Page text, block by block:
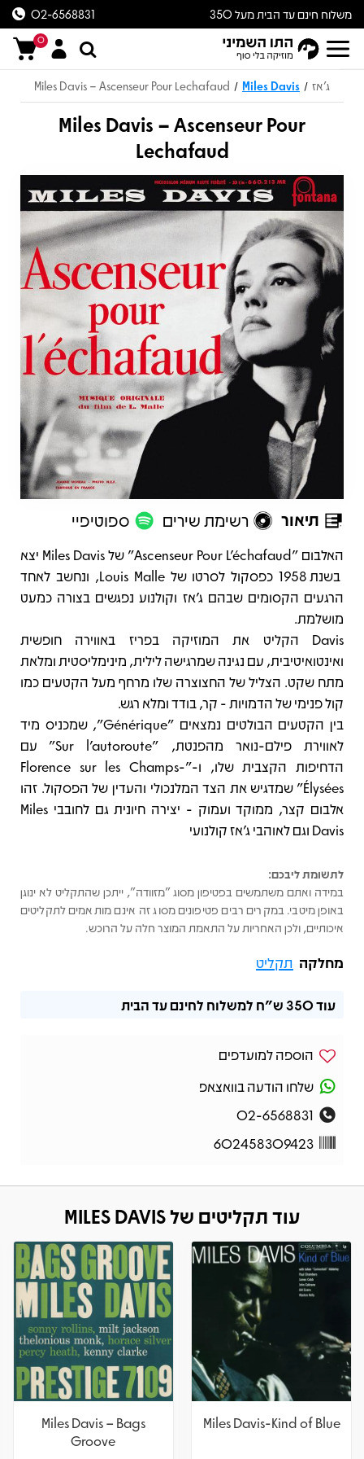
משלוח חינם עד הבית מעל 350
ש״ח
02-6568831
0
ג'אז /
Miles Davis
/
Miles Davis – Ascenseur Pour Lechafaud
Miles Davis – Ascenseur Pour
Lechafaud
תיאור רשימת שירים ספוטיפיי
תיאור
האלבום "Ascenseur Pour L'échafaud" של Miles Davis יצא
בשנת 1958 כפסקול לסרטו של Louis Malle, ונחשב לאחד
הרגעים הקסומים שבהם ג'אז וקולנוע נפגשים בצורה כמעט
מושלמת.
Davis הקליט את המוזיקה בפריז באווירה חופשית
ואינטואיטיבית, עם נגינה שמרגישה לילית, מינימליסטית ומלאת
מתח שקט. הצליל של החצוצרה שלו מרחף מעל הקטעים כמו
קול פנימי של הדמויות - קר, בודד ומלא רגש.
בין הקטעים הבולטים נמצאים "Générique", שמכניס מיד
לאווירת פילם-נואר מהפנטת, "Sur l'autoroute" עם
הדחיפות הקצבית שלו, ו-"Florence sur les Champs-
Élysées" שמדגיש את הצד המלנכולי והעדין של הפסקול. זהו
אלבום קצר, ממוקד ועמוק - יצירה חיונית גם לחובבי Miles
Davis וגם לאוהבי ג'אז קולנועי
לתשומת ליבכם:
במידה ואתם משתמשים בפטיפון מסוג "מזוודה", ייתכן שהתקליט לא ינוגן
באופן מיטבי. במקרים רבים פטיפונים מסוג זה אינם מותאמים לתקליטים
איכותיים, ולכן האחריות על התאמת המוצר חלה על הרוכש.
מחלקה תקליט
עוד350 ש"ח למשלוח לחינם עד הבית
הוספה למועדפים
שלחו הודעה בוואצאפ
02-6568831
602458309423
עוד תקליטים של MILES DAVIS
Miles Davis-Kind of Blue
Miles Davis – Bags
Groove